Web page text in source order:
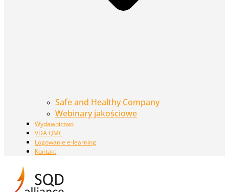
Safe and Healthy Company
Webinary jakościowe
Wydawnictwo
VDA QMC
Logowanie e-learning
Kontakt